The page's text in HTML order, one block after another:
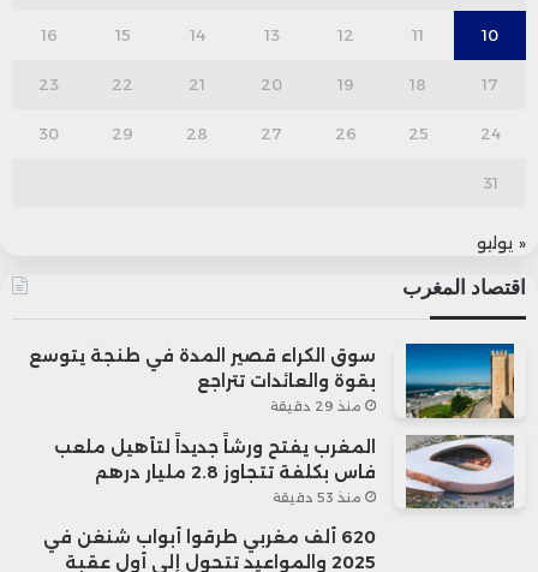
10
11
12
13
14
15
16
17
18
19
20
21
22
23
24
25
26
27
28
29
30
31
« يوليو
اقتصاد المغرب
سوق الكراء قصير المدة في طنجة يتوسع
بقوة والعائدات تتراجع
منذ 29 دقيقة
المغرب يفتح ورشاً جديداً لتأهيل ملعب
فاس بكلفة تتجاوز 2.8 مليار درهم
منذ 53 دقيقة
620 ألف مغربي طرقوا أبواب شنغن في
2025 والمواعيد تتحول إلى أول عقبة